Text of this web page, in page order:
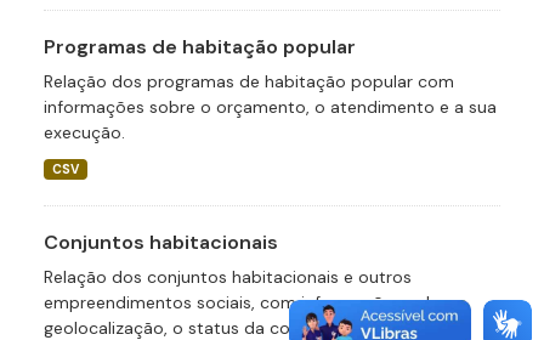
Programas de habitação popular
Relação dos programas de habitação popular com
informações sobre o orçamento, o atendimento e a sua
execução.
CSV
Conjuntos habitacionais
Relação dos conjuntos habitacionais e outros
empreendimentos sociais, com informações sobre a
geolocalização, o status da construção e da